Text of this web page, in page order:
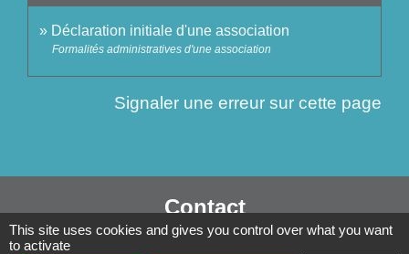
Déclaration initiale d'une association
Formalités administratives d'une association
Signaler une erreur sur cette page
Contact
Commune de Séglien
This site uses cookies and gives you control over what you want
to activate